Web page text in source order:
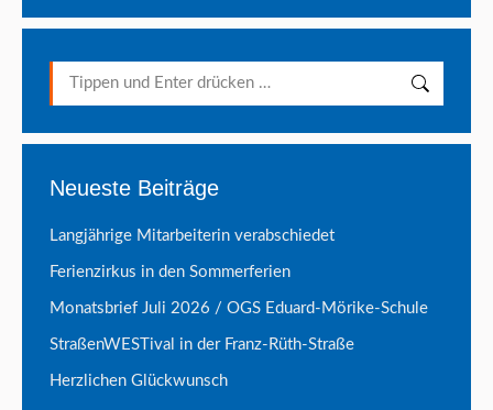
Search:
Neueste Beiträge
Langjährige Mitarbeiterin verabschiedet
Ferienzirkus in den Sommerferien
Monatsbrief Juli 2026 / OGS Eduard-Mörike-Schule
StraßenWESTival in der Franz-Rüth-Straße
Herzlichen Glückwunsch